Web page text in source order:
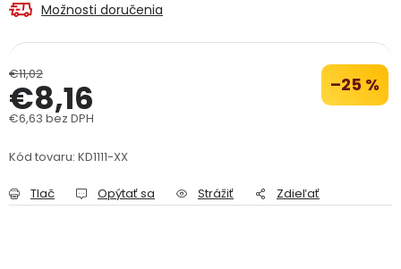
Obchodné podmienky Reklamačný poriadok
Podmienky ochrany osobných údajov
Možnosti doručenia
€11,02 –25 %
€8,16
€6,63 bez DPH
Kód tovaru: KD1111-XX
Tlač Opýtať sa Strážiť Zdieľať